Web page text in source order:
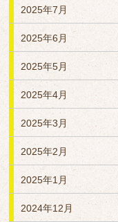
2025年7月
2025年6月
2025年5月
2025年4月
2025年3月
2025年2月
2025年1月
2024年12月